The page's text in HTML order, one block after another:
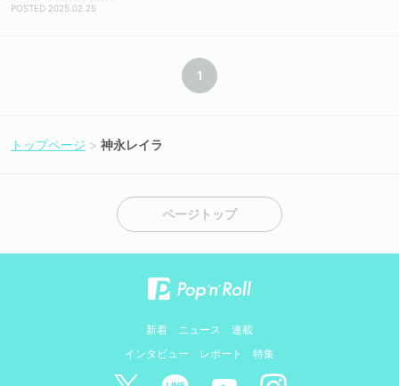
2025.02.25
1
トップページ 神永レイラ
ページトップ
新着 ニュース
連載
インタビュー
レポート 特集